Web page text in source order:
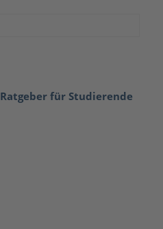
Ratgeber für Studierende